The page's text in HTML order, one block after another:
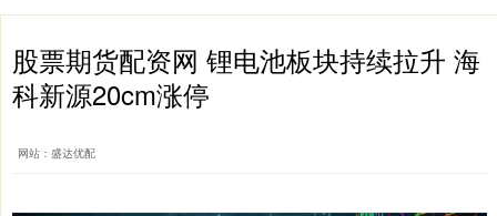
股票期货配资网 锂电池板块持续拉升 海
科新源20cm涨停
网站：盛达优配